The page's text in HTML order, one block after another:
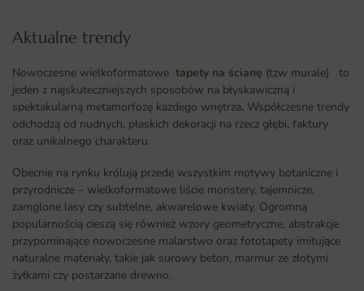
Aktualne trendy​
Nowoczesne wielkoformatowe tapety na ścianę (tzw murale) to
jeden z najskuteczniejszych sposobów na błyskawiczną i
spektakularną metamorfozę każdego wnętrza. Współczesne trendy
odchodzą od nudnych, płaskich dekoracji na rzecz głębi, faktury
oraz unikalnego charakteru.
Obecnie na rynku królują przede wszystkim motywy botaniczne i
przyrodnicze – wielkoformatowe liście monstery, tajemnicze,
zamglone lasy czy subtelne, akwarelowe kwiaty. Ogromną
popularnością cieszą się również wzory geometryczne, abstrakcje
przypominające nowoczesne malarstwo oraz fototapety imitujące
naturalne materiały, takie jak surowy beton, marmur ze złotymi
żyłkami czy postarzane drewno.